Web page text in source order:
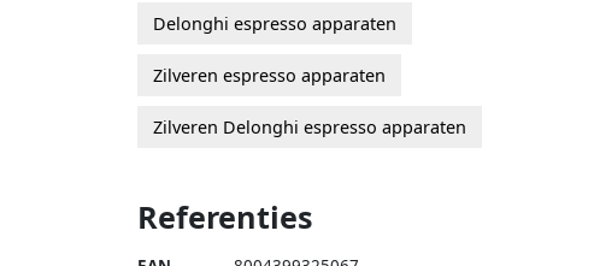
Delonghi espresso apparaten
Zilveren espresso apparaten
Zilveren Delonghi espresso apparaten
Referenties